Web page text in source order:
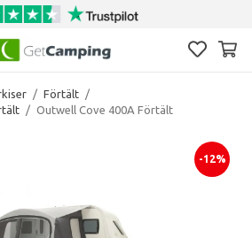
/ Förtält /
/ Outwell Cove 400A Förtält
-12%